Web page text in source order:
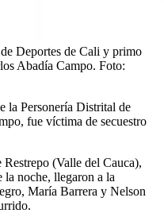
Deportes de Cali y primo
Abadía Campo. Foto:
la Personería Distrital de
fue víctima de secuestro
(Valle del Cauca),
la noche, llegaron a la
María Barrera y Nelson